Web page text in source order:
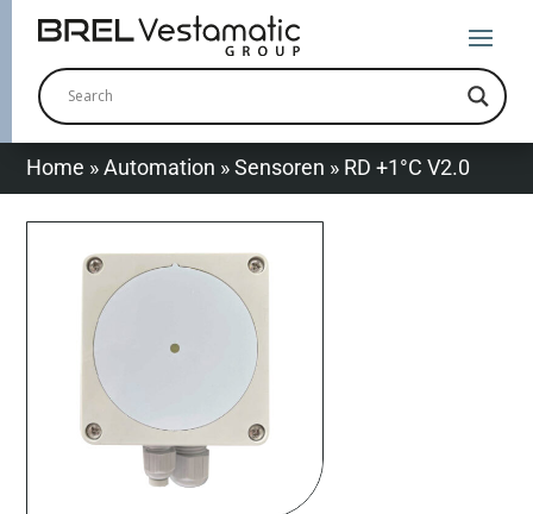
Home »Automation »Sensoren » RD +1°C V2.0